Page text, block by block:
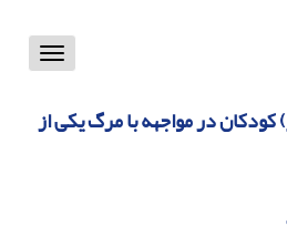
Toggle
در مواجهه با مرگ یکی از